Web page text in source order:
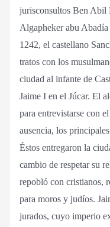
jurisconsultos Ben Abil
Algapheker abu
1242, el castellano
tratos con los
ciudad al infante de
Jaime I en el Júcar. El
para entrevistarse con
ausencia, los
Éstos entregaron la
cambio de respetar su
repobló con cristianos,
para moros y judíos.
jurados, cuyo imperio